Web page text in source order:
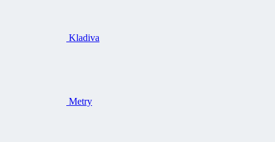
Kladiva
Metry